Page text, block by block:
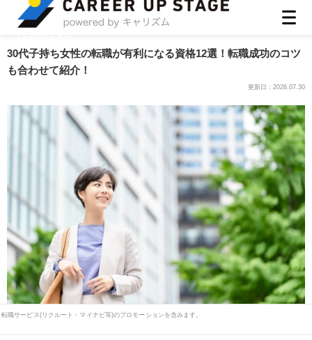
30代子持ち女性の転職が有利になる資格12選！転職成功のコツ
も合わせて紹介！
更新日：2026.07.30
転職サービス(リクルート・マイナビ等)のプロモーションを含みます。